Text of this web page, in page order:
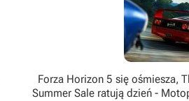
Forza Horizon 5 się ośmiesza,
Summer Sale ratują dzień -